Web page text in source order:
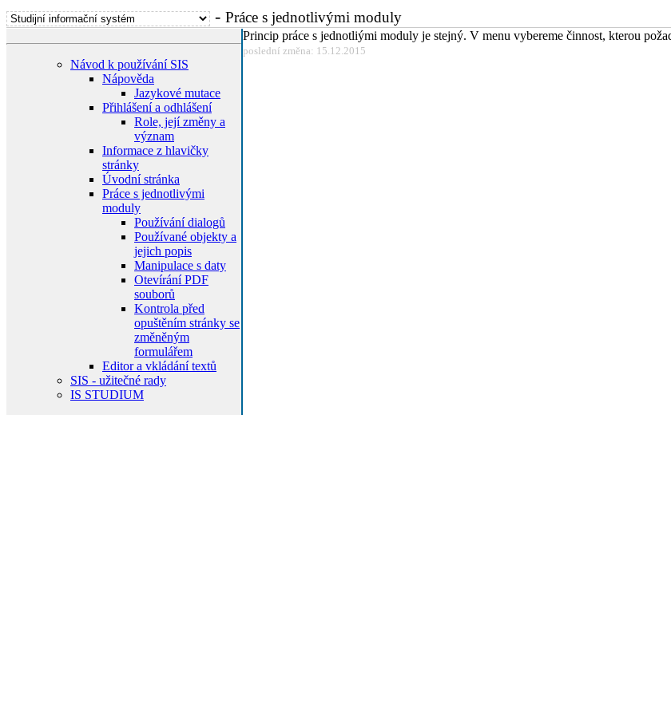
- Práce s jednotlivými moduly
Návod k používání SIS
Nápověda
Jazykové mutace
Přihlášení a odhlášení
Role, její změny a
význam
Informace z hlavičky
stránky
Úvodní stránka
Práce s jednotlivými
moduly
Používání dialogů
Používané objekty a
jejich popis
Manipulace s daty
Otevírání PDF
souborů
Kontrola před
opuštěním stránky se
změněným
formulářem
Editor a vkládání textů
SIS - užitečné rady
IS STUDIUM
Princip práce s jednotliými moduly je stejný. V menu vybereme činnost, kterou
poslední změna: 15.12.2015